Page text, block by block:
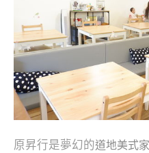
原昇行是夢幻的道地美式